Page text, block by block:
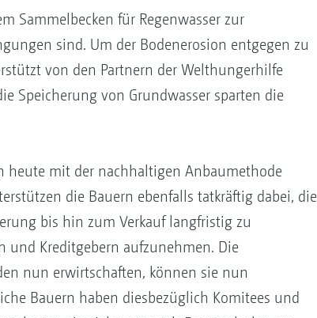
Sammelbecken für Regenwasser zur
sind. Um der Bodenerosion entgegen zu
von den Partnern der Welthungerhilfe
Speicherung von Grundwasser sparten die
heute mit der nachhaltigen Anbaumethode
die Bauern ebenfalls tatkräftig dabei, die
bis hin zum Verkauf langfristig zu
und Kreditgebern aufzunehmen. Die
nun erwirtschaften, können sie nun
Bauern haben diesbezüglich Komitees und